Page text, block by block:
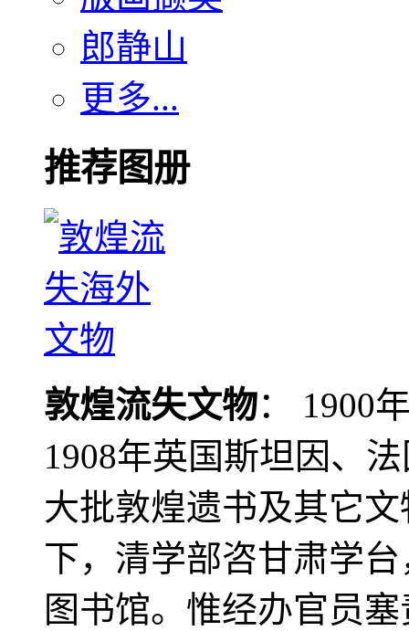
郎静山
更多...
推荐图册
敦煌流失文物： 1900
1908年英国斯坦因、
大批敦煌遗书及其它
下，清学部咨甘肃学
图书馆。惟经办官员